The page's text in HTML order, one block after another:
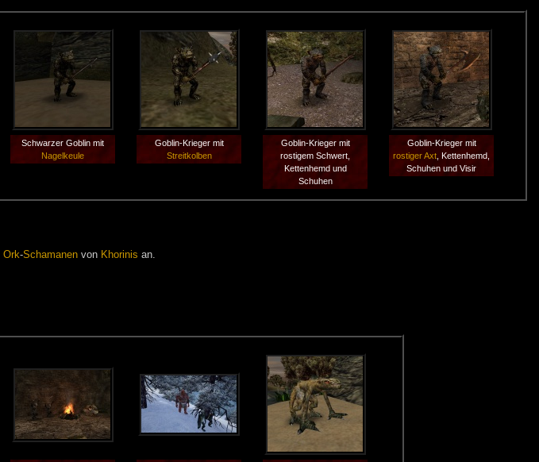
Schwarzer Goblin mit
Nagelkeule
Goblin-Krieger mit
Streitkolben
Goblin-Krieger mit
rostigem Schwert,
Kettenhemd und
Schuhen
Goblin-Krieger mit
rostiger Axt , Kettenhemd,
Schuhen und Visir
Ork-Schamanen von Khorinis an.